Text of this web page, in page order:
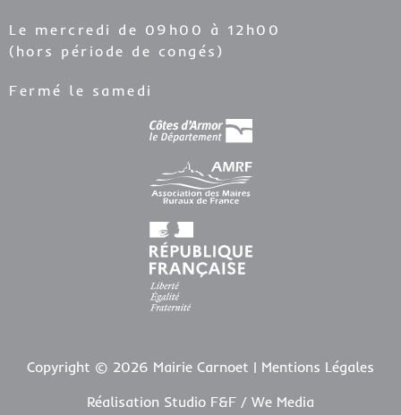
Le mercredi de 09h00 à 12h00
(hors période de congés)
Fermé le samedi
Copyright © 2026 Mairie Carnoet | Mentions Légales
Réalisation Studio F&F / We Media